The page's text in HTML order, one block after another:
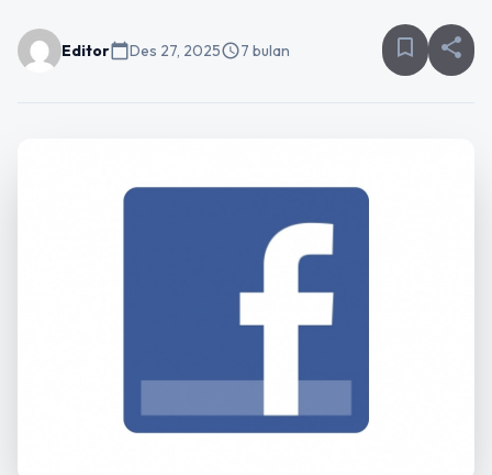
Editorcalendar_todayDes 27, 2025schedule7 bulan bookmark_border share